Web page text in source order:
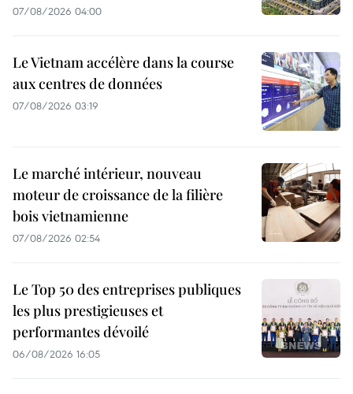
07/08/2026 04:00
Le Vietnam accélère dans la course
aux centres de données
07/08/2026 03:19
Le marché intérieur, nouveau
moteur de croissance de la filière
bois vietnamienne
07/08/2026 02:54
Le Top 50 des entreprises publiques
les plus prestigieuses et
performantes dévoilé
06/08/2026 16:05